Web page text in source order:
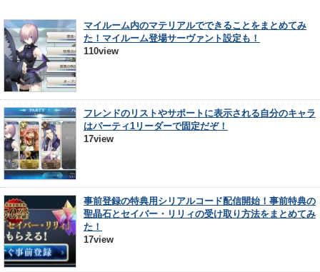
マイルーム内のマテリアルでできることをまとめてみ
た！マイルーム登場サーヴァント設定も！
110view
フレンドのリストやサポートに表示される自分のキャラ
はパーティ1リーダーで固定だぞ！
17view
事前登録の特典用シリアルコード配信開始！事前特典の
聖晶石とセイバー・リリィの受け取り方法をまとめてみ
た！
17view